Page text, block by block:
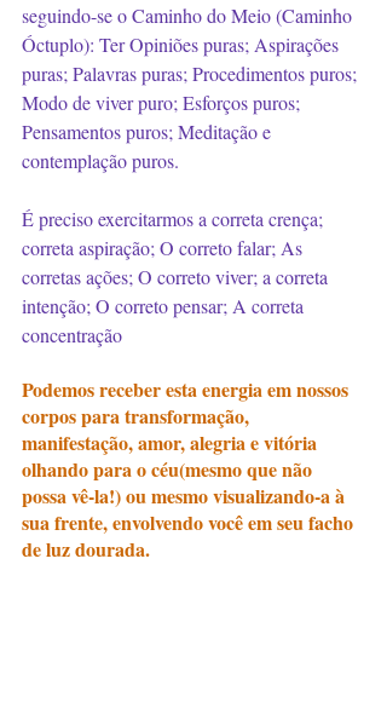
seguindo-se o Caminho do Meio (Caminho
Óctuplo): Ter Opiniões puras; Aspirações
puras; Palavras puras; Procedimentos puros;
Modo de viver puro; Esforços puros;
Pensamentos puros; Meditação e
contemplação puros.⠀
É preciso exercitarmos a correta crença;
correta aspiração; O correto falar; As
corretas ações; O correto viver; a correta
intenção; O correto pensar; A correta
concentração
Podemos receber esta energia em nossos
corpos para transformação,
manifestação, amor, alegria e vitória
olhando para o céu(mesmo que não
possa vê-la!) ou mesmo visualizando-a à
sua frente, envolvendo você em seu facho
de luz dourada.